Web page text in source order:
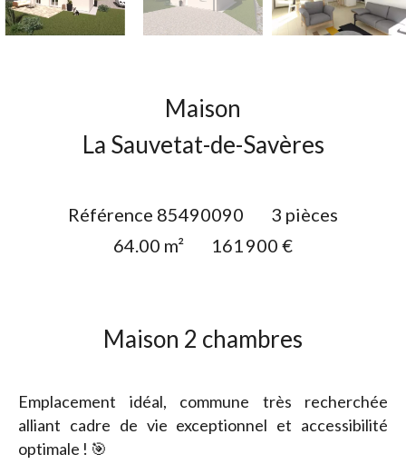
Maison
La Sauvetat-de-Savères
Référence 85490090
3 pièces
64.00 m² 161 900 €
Maison 2 chambres
Emplacement idéal, commune très recherchée
alliant cadre de vie exceptionnel et accessibilité
optimale ! 🎯